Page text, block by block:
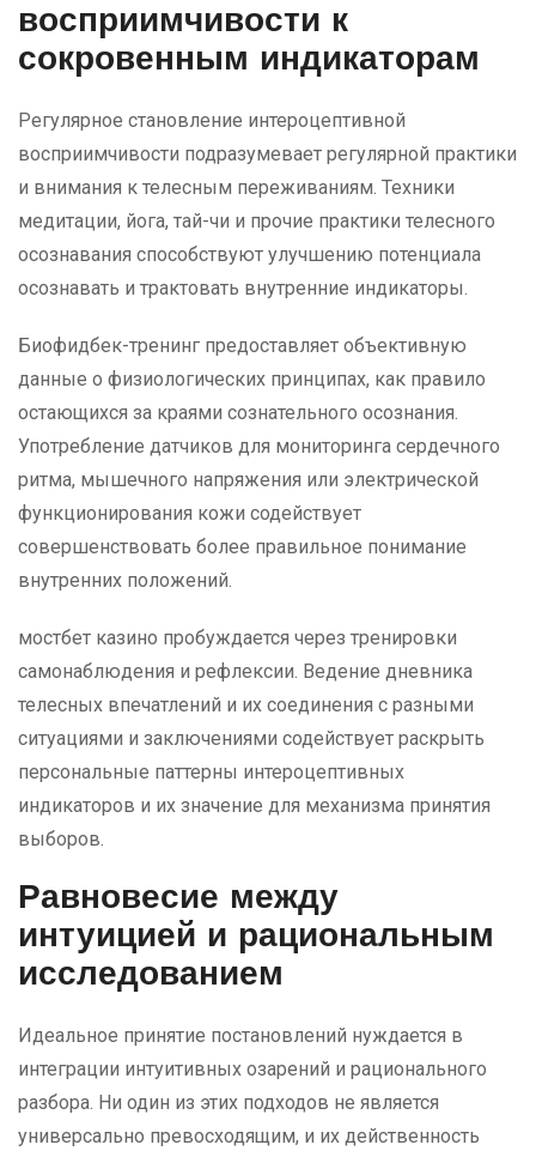
восприимчивости к
сокровенным индикаторам
Регулярное становление интероцептивной
восприимчивости подразумевает регулярной практики
и внимания к телесным переживаниям. Техники
медитации, йога, тай-чи и прочие практики телесного
осознавания способствуют улучшению потенциала
осознавать и трактовать внутренние индикаторы.
Биофидбек-тренинг предоставляет объективную
данные о физиологических принципах, как правило
остающихся за краями сознательного осознания.
Употребление датчиков для мониторинга сердечного
ритма, мышечного напряжения или электрической
функционирования кожи содействует
совершенствовать более правильное понимание
внутренних положений.
мостбет казино пробуждается через тренировки
самонаблюдения и рефлексии. Ведение дневника
телесных впечатлений и их соединения с разными
ситуациями и заключениями содействует раскрыть
персональные паттерны интероцептивных
индикаторов и их значение для механизма принятия
выборов.
Равновесие между
интуицией и рациональным
исследованием
Идеальное принятие постановлений нуждается в
интеграции интуитивных озарений и рационального
разбора. Ни один из этих подходов не является
универсально превосходящим, и их действенность